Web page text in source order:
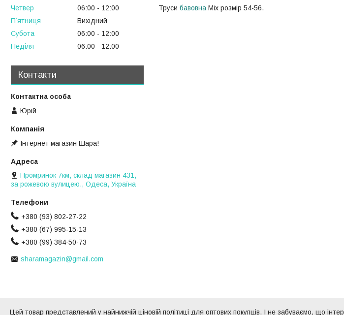
Труси бавовна Міх розмір 54-56.
Четвер
06:00
12:00
Пʼятниця
Вихідний
Субота
06:00
12:00
Неділя
06:00 12:00
Контакти
Юрій
Інтернет магазин Шара!
Промринок 7км, склад магазин 431,
за рожевою вулицею., Одеса, Україна
+380 (93) 802-27-22
+380 (67) 995-15-13
+380 (99) 384-50-73
sharamagazin@gmail.com
Цей товар представлений у найнижчій ціновій політиці для оптових покупців. І не забуваємо, що